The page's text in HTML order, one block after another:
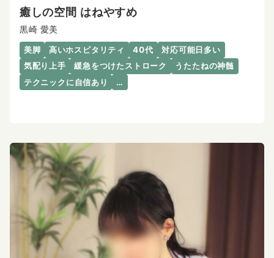
癒しの空間 はねやすめ
黒崎 愛美
美脚 高いホスピタリティ 40代
対応可能日多い
気配り上手
緩急をつけたストローク
うたたねの神髄
テクニックに自信あり
…